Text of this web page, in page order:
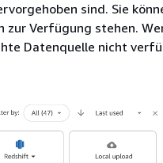
sind. Sie
Verfügung stehen.
Datenquelle nicht